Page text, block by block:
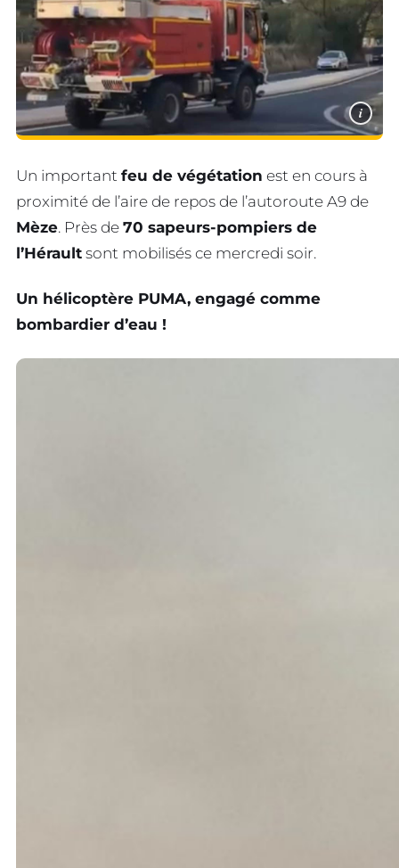
i
Un important feu de végétation est en cours à
proximité de l’aire de repos de l’autoroute A9 de
Mèze. Près de 70 sapeurs-pompiers de
l’Hérault sont mobilisés ce mercredi soir.
Un hélicoptère PUMA, engagé comme
bombardier d’eau !